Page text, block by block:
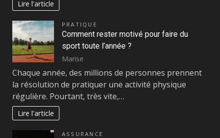
Lire l'article
PRATIQUE
Comment rester motivé pour faire du
sport toute l’année ?
Marise
Chaque année, des millions de personnes prennent
la résolution de pratiquer une activité physique
régulière. Pourtant, très vite,…
Lire l'article
ASSURANCE